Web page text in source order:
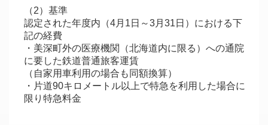
（2）基準
認定された年度内（4月1日～3月31日）における下
記の経費
・美深町外の医療機関（北海道内に限る）への通院
に要した鉄道普通旅客運賃
（自家用車利用の場合も同額換算）
・片道90キロメートル以上で特急を利用した場合に
限り特急料金